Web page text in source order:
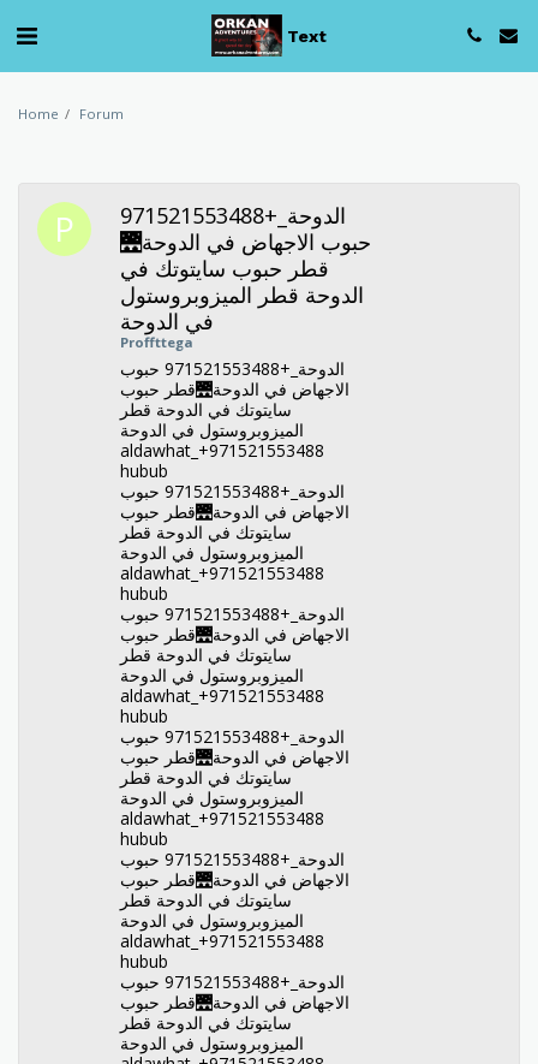
Text
Home Forum
الدوحة_+971521553488
حبوب الاجهاض في الدوحة🌉
قطر حبوب سايتوتك في
الدوحة قطر الميزوبروستول
في الدوحة
Proffttega
الدوحة_+971521553488 حبوب
الاجهاض في الدوحة🌉قطر حبوب
سايتوتك في الدوحة قطر
الميزوبروستول في الدوحة
aldawhat_+971521553488
hubub
الدوحة_+971521553488 حبوب
الاجهاض في الدوحة🌉قطر حبوب
سايتوتك في الدوحة قطر
الميزوبروستول في الدوحة
aldawhat_+971521553488
hubub
الدوحة_+971521553488 حبوب
الاجهاض في الدوحة🌉قطر حبوب
سايتوتك في الدوحة قطر
الميزوبروستول في الدوحة
aldawhat_+971521553488
hubub
الدوحة_+971521553488 حبوب
الاجهاض في الدوحة🌉قطر حبوب
سايتوتك في الدوحة قطر
الميزوبروستول في الدوحة
aldawhat_+971521553488
hubub
الدوحة_+971521553488 حبوب
الاجهاض في الدوحة🌉قطر حبوب
سايتوتك في الدوحة قطر
الميزوبروستول في الدوحة
aldawhat_+971521553488
hubub
الدوحة_+971521553488 حبوب
الاجهاض في الدوحة🌉قطر حبوب
سايتوتك في الدوحة قطر
الميزوبروستول في الدوحة